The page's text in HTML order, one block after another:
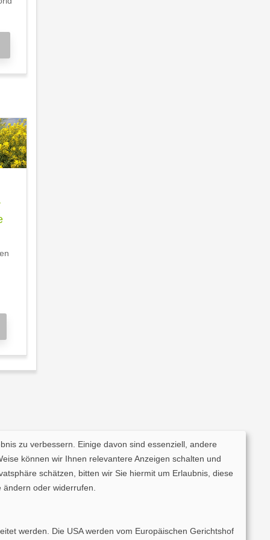
zu verbessern. Einige davon sind essenziell, andere
können wir Ihnen relevantere Anzeigen schalten und
schätzen, bitten wir Sie hiermit um Erlaubnis, diese
oder widerrufen.
werden. Die USA werden vom Europäischen Gerichtshof